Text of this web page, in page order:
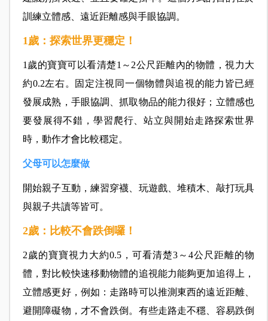
訓練立體感、遠近距離感與手眼協調。
1歲：探索世界更穩定！
1歲的寶寶可以看清楚1～2公尺距離內的物體，視力大
約0.2左右。固定注視同一個物體與追視的能力皆已經
發展成熟，手眼協調、抓取物品的能力很好；立體感也
要發展得不錯，學習爬行、站立與開始走路探索世界
時，動作才會比較穩定。
父母可以怎麼做
開始親子互動，練習穿襪、玩遊戲、堆積木、敲打玩具
與親子共讀等皆可。
2歲：比較不會跌倒囉！
2歲的寶寶視力大約0.5，可看清楚3～4公尺距離的物
體，對比較快速移動物體的追視能力能夠更加追得上，
立體感更好，例如：走路時可以推測東西的遠近距離、
避開障礙物，才不會跌倒。有些走路走不穩、容易跌倒